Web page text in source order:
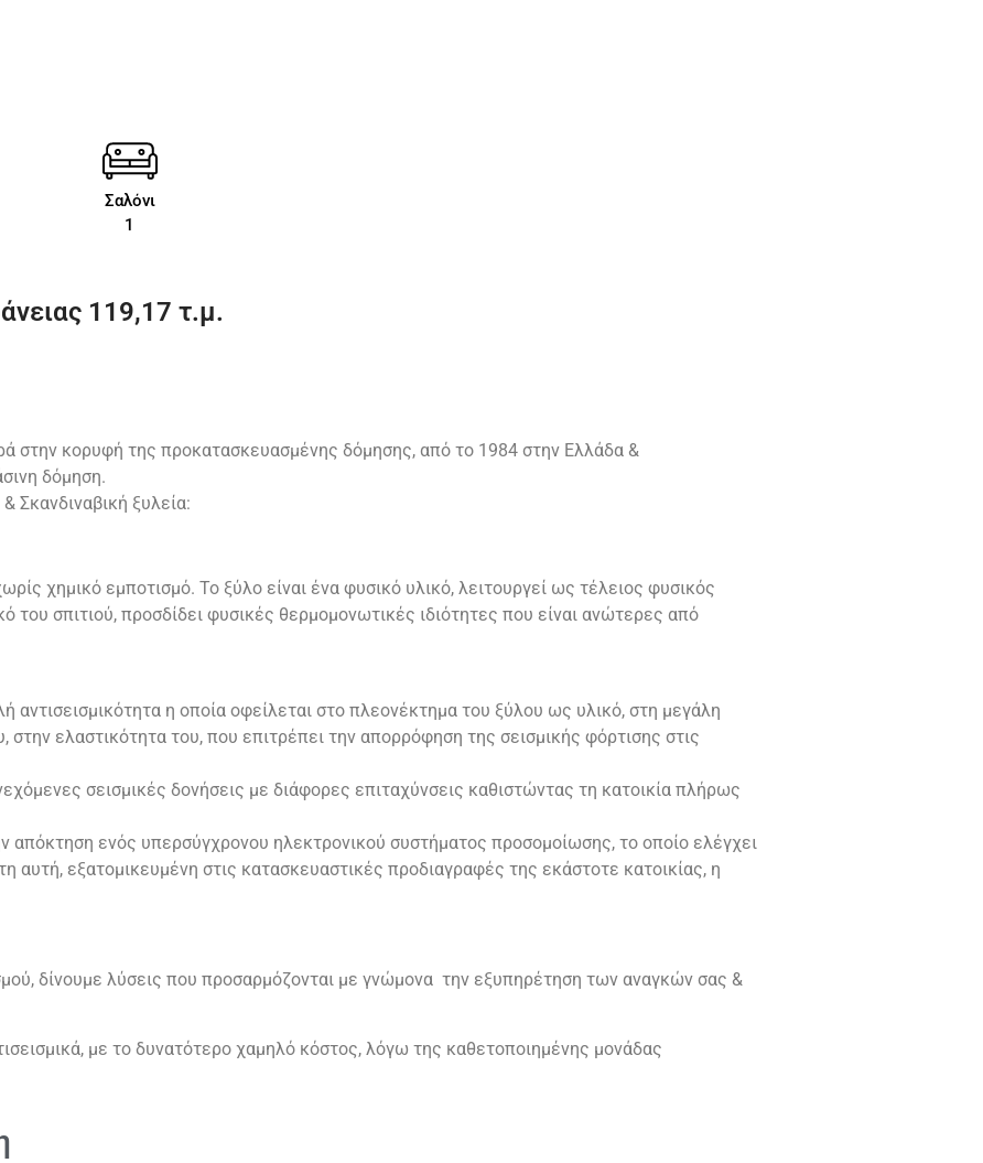
Σαλόνι
1
119,17 τ.μ.
στην κορυφή της προκατασκευασμένης δόμησης, από το 1984 στην Ελλάδα &
δόμηση.
Σκανδιναβική ξυλεία:
χημικό εμποτισμό. Το ξύλο είναι ένα φυσικό υλικό, λειτουργεί ως τέλειος φυσικός
του σπιτιού, προσδίδει φυσικές θερμομονωτικές ιδιότητες που είναι ανώτερες από
αντισεισμικότητα η οποία οφείλεται στο πλεονέκτημα του ξύλου ως υλικό, στη μεγάλη
ελαστικότητα του, που επιτρέπει την απορρόφηση της σεισμικής φόρτισης στις
σεισμικές δονήσεις με διάφορες επιταχύνσεις καθιστώντας τη κατοικία πλήρως
ενός υπερσύγχρονου ηλεκτρονικού συστήματος προσομοίωσης, το οποίο ελέγχει
αυτή, εξατομικευμένη στις κατασκευαστικές προδιαγραφές της εκάστοτε κατοικίας, η
δίνουμε λύσεις που προσαρμόζονται με γνώμονα την εξυπηρέτηση των αναγκών σας &
με το δυνατότερο χαμηλό κόστος, λόγω της καθετοποιημένης μονάδας